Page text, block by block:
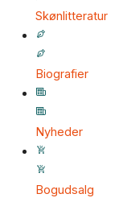
Skønlitteratur
Biografier
Nyheder
Bogudsalg